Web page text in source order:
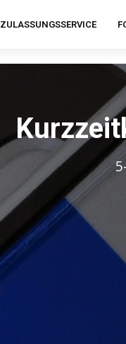
ZULASSUNGSSERVICE